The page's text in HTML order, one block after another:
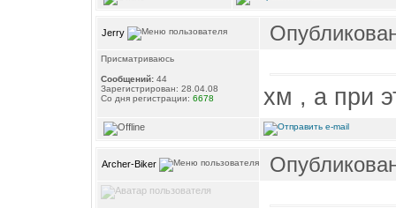
Jerry
Присматриваюсь
Сообщений: 44
Зарегистрирован: 28.04.08
Со дня регистрации: 6678 хм , а при
Archer-Biker